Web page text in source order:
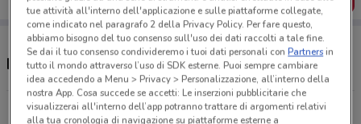
Negozi Pali a San Severo
S.S 16 Per Foggia Km. 648 San Severo
tue attività all'interno dell'applicazione e sulle piattaforme collegate,
come indicato nel paragrafo 2 della Privacy Policy. Per fare questo,
abbiamo bisogno del tuo consenso sull'uso dei dati raccolti a tale fine.
Se dai il tuo consenso condivideremo i tuoi dati personali conPartnersin
tutto il mondo attraverso l’uso di SDK esterne. Puoi sempre cambiare
idea accedendo a Menu > Privacy > Personalizzazione, all’interno della
nostra App. Cosa succede se accetti: Le inserzioni pubblicitarie che
visualizzerai all'interno dell’app potranno trattare di argomenti relativi
alla tua cronologia di navigazione su piattaforme esterne a